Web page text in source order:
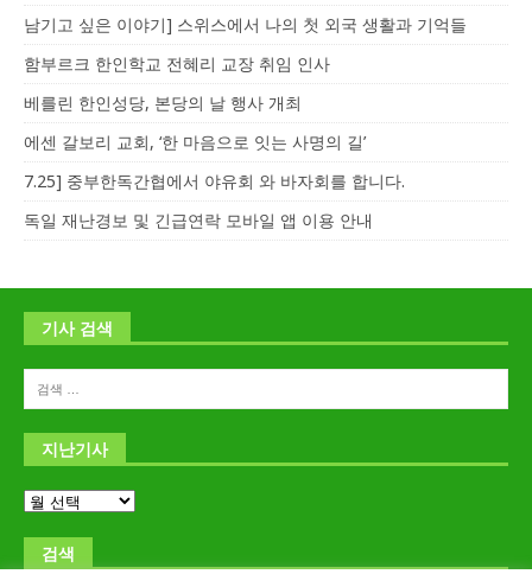
남기고 싶은 이야기] 스위스에서 나의 첫 외국 생활과 기억들
함부르크 한인학교 전혜리 교장 취임 인사
베를린 한인성당, 본당의 날 행사 개최
에센 갈보리 교회, ‘한 마음으로 잇는 사명의 길’
7.25] 중부한독간협에서 야유회 와 바자회를 합니다.
독일 재난경보 및 긴급연락 모바일 앱 이용 안내
기사 검색
지난기사
검색